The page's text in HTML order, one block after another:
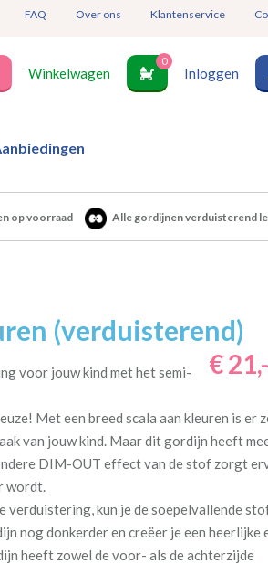
FAQ Over ons Klantenservice
Winkelwagen
0
Inloggen
op voorraad Alle gordijnen verduisterend
(verduisterend)
€ 21,-
voor jouw kind met het semi-
Met een breed scala aan kleuren is er
van jouw kind. Maar dit gordijn heeft
DIM-OUT effect van de stof zorgt
wordt.
verduistering, kun je de soepelvallende
nog donkerder en creëer je een heerlijke
heeft zowel de voor- als de achterzijde